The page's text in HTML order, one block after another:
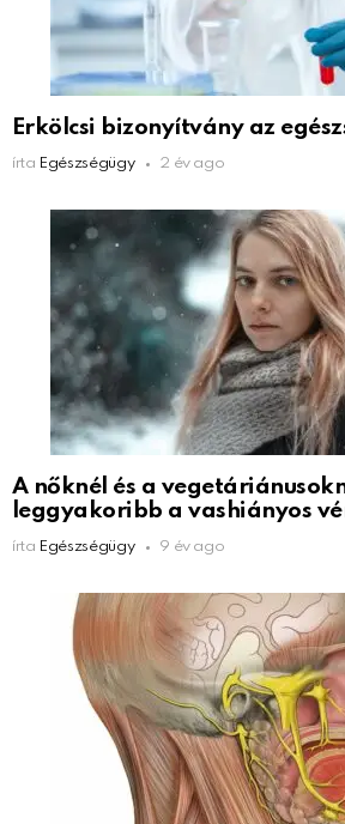
Erkölcsi bizonyítvány az
írta Egészségügy 2 év ago
A nőknél és a
leggyakoribb a vashiányos
írta Egészségügy 9 év ago